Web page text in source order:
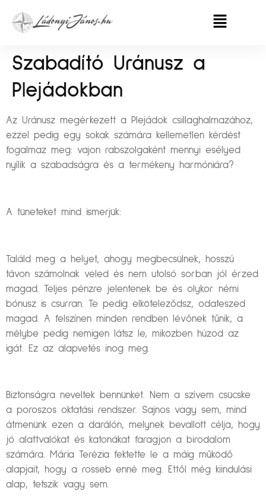
Szabadító Uránusz a
Plejádokban
Az Uránusz megérkezett a Plejádok csillaghalmazához,
ezzel pedig egy sokak számára kellemetlen kérdést
fogalmaz meg: vajon rabszolgaként mennyi esélyed
nyílik a szabadságra és a termékeny harmóniára?
A tüneteket mind ismerjük:
Találd meg a helyet, ahogy megbecsülnek, hosszú
távon számolnak veled és nem utolsó sorban jól érzed
magad. Teljes pénzre jelentenek be és olykor némi
bónusz is csurran. Te pedig elköteleződsz, odateszed
magad. A felszínen minden rendben lévőnek tűnik, a
mélybe pedig nemigen látsz le, miközben húzod az
igát. Ez az alapvetés inog meg.
Biztonságra neveltek bennünket. Nem a szívem csücske
a poroszos oktatási rendszer. Sajnos vagy sem, mind
átmenünk ezen a darálón, melynek bevallott célja, hogy
jó alattvalókat és katonákat faragjon a birodalom
számára. Mária Terézia fektette le a máig működő
alapjait, hogy a rosseb enné meg. Ettől még kiindulási
alap, tetszik vagy sem.